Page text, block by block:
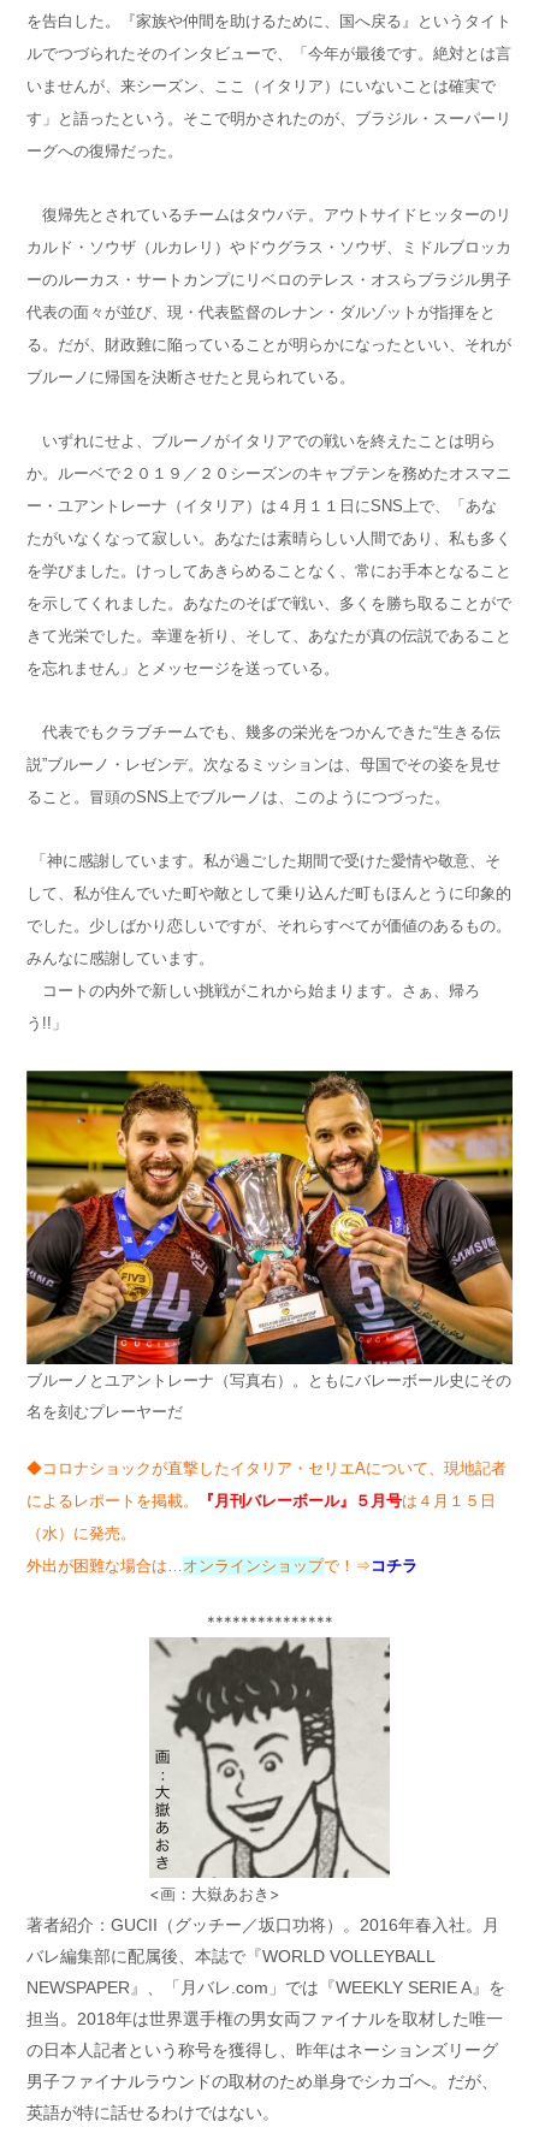
を告白した。『家族や仲間を助けるために、国へ戻る』というタイト
ルでつづられたそのインタビューで、「今年が最後です。絶対とは言
いませんが、来シーズン、ここ（イタリア）にいないことは確実で
す」と語ったという。そこで明かされたのが、ブラジル・スーパーリ
ーグへの復帰だった。
復帰先とされているチームはタウバテ。アウトサイドヒッターのリ
カルド・ソウザ（ルカレリ）やドウグラス・ソウザ、ミドルブロッカ
ーのルーカス・サートカンプにリベロのテレス・オスらブラジル男子
代表の面々が並び、現・代表監督のレナン・ダルゾットが指揮をと
る。だが、財政難に陥っていることが明らかになったといい、それが
ブルーノに帰国を決断させたと見られている。
いずれにせよ、ブルーノがイタリアでの戦いを終えたことは明ら
か。ルーベで２０１９／２０シーズンのキャプテンを務めたオスマニ
ー・ユアントレーナ（イタリア）は４月１１日にSNS上で、「あな
たがいなくなって寂しい。あなたは素晴らしい人間であり、私も多く
を学びました。けっしてあきらめることなく、常にお手本となること
を示してくれました。あなたのそばで戦い、多くを勝ち取ることがで
きて光栄でした。幸運を祈り、そして、あなたが真の伝説であること
を忘れません」とメッセージを送っている。
代表でもクラブチームでも、幾多の栄光をつかんできた“生きる伝
説”ブルーノ・レゼンデ。次なるミッションは、母国でその姿を見せ
ること。 冒頭のSNS上でブルーノは、このようにつづった。
「神に感謝しています。私が過ごした期間で受けた愛情や敬意、そ
して、私が住んでいた町や敵として乗り込んだ町もほんとうに印象的
でした。少しばかり恋しいですが、それらすべてが価値のあるもの。
みんなに感謝しています。
コートの内外で新しい挑戦がこれから始まります。さぁ、帰ろ
う!!」
ブルーノとユアントレーナ（写真右）。ともにバレーボール史にその
名を刻むプレーヤーだ
◆コロナショックが直撃したイタリア・セリエAについて、現地記者
によるレポートを掲載。
『月刊バレーボール』５月号は４月１５日
（水）に発売。
外出が困難な場合は… オンラインショップで！⇒ コチラ
***************
<画：大嶽あおき>
著者紹介：GUCII（グッチー／坂口功将）。2016年春入社。月
バレ編集部に配属後、本誌で『WORLD VOLLEYBALL
NEWSPAPER』、「月バレ.com」では『WEEKLY SERIE A』を
担当。2018年は世界選手権の男女両ファイナルを取材した唯一
の日本人記者という称号を獲得し、昨年はネーションズリーグ
男子ファイナルラウンドの取材のため単身でシカゴへ。だが、
英語が特に話せるわけではない。